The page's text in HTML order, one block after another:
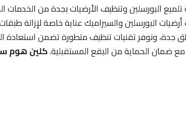
تلميع البورسلين وتنظيف الأرضيات بجدة من
البورسلين والسيراميك عناية خاصة لإزالة
جدة، ونوفر تقنيات تنظيف متطورة تضمن استعادة
ضمان الحماية من البقع المستقبلية.كلين هوم